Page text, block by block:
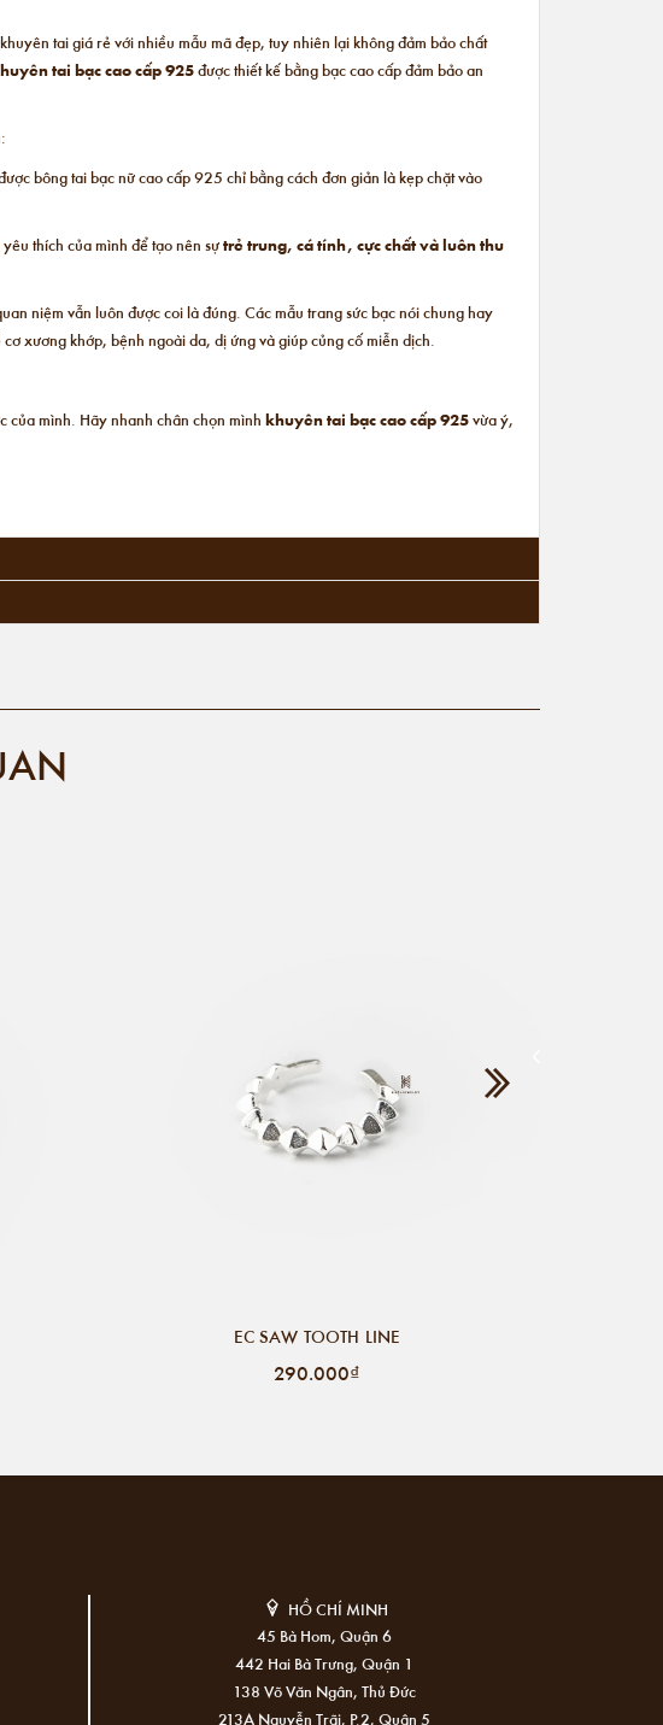
tai giá rẻ với nhiều mẫu mã đẹp, tuy nhiên lại không đảm bảo chất
tai bạc cao cấp 925được thiết kế bằng bạc cao cấp đảm bảo an
bông tai bạc nữ cao cấp925 chỉ bằng cách đơn giản là kẹp chặt vào
thích của mình để tạo nên sựtrẻ trung, cá tính, cực chất và luôn thu
niệm vẫn luôn được coi là đúng. Các mẫu trang sức bạc nói chung hay
xương khớp, bệnh ngoài da, dị ứng và giúp củng cố miễn dịch.
của mình. Hãy nhanh chân chọn mìnhkhuyên tai bạc cao cấp 925vừa ý,
EC SAW TOOTH LINE
290.000₫
HỒ CHÍ MINH
45 Bà Hom, Quận 6
442 Hai Bà Trưng, Quận 1
138 Võ Văn Ngân, Thủ Đức
213A Nguyễn Trãi, P.2, Quận 5